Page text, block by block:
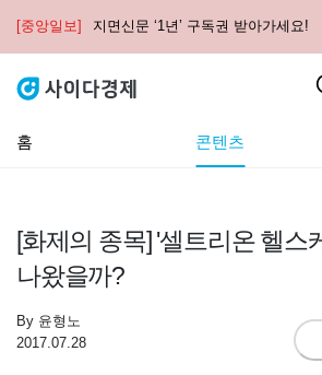
[중앙일보] 지면신문 ‘1년’ 구독권 받아가세요!
홈 콘텐츠
[화제의 종목] '셀트리온 헬스
나왔을까?
By 윤형노
2017.07.28